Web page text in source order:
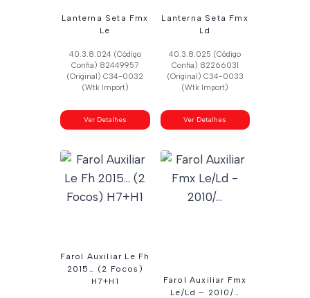
Lanterna Seta Fmx
Le
40.3.8.024 (Código
Confia) 82449957
(Original) C34-0032
(Wtk Import)
Ver Detalhes
Lanterna Seta Fmx
Ld
40.3.8.025 (Código
Confia) 82266031
(Original) C34-0033
(Wtk Import)
Ver Detalhes
Farol Auxiliar Le Fh
2015… (2 Focos)
H7+H1
Farol Auxiliar Fmx
Le/Ld – 2010/…